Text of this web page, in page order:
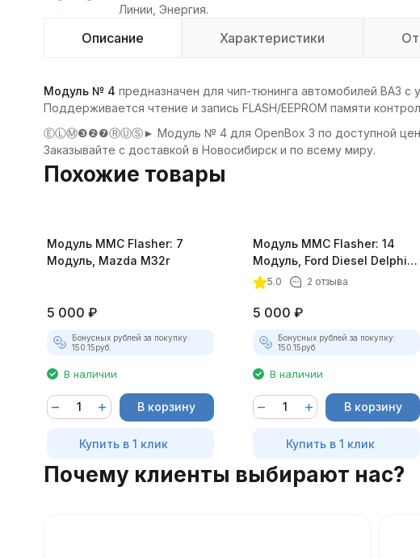
Линии, Энергия.
Описание Характеристики
Модуль № 4 предназначен для чип-тюнинга автомобилей ВАЗ
Поддерживается чтение и запись FLASH/EEPROM памяти
ⒺⓁⓂ❸❷❼ⓇⓊⓈ► Модуль № 4 для OpenBox 3 по доступной цене
Заказывайте с доставкой в Новосибирск и по всему миру.
Похожие товары
Модуль MMC Flasher: 7
Модуль, Mazda M32r
5 000 ₽
Бонусных рублей за покупку:
150.15руб.
В наличии
В корзину
Купить в 1 клик
Модуль MMC Flasher: 14
Модуль, Ford Diesel Delphi
DCM3.5
5.0 2 отзыва
5 000 ₽
Бонусных рублей за покупку:
150.15руб.
В наличии
В корзину
Купить в 1 клик
Почему клиенты выбирают нас?